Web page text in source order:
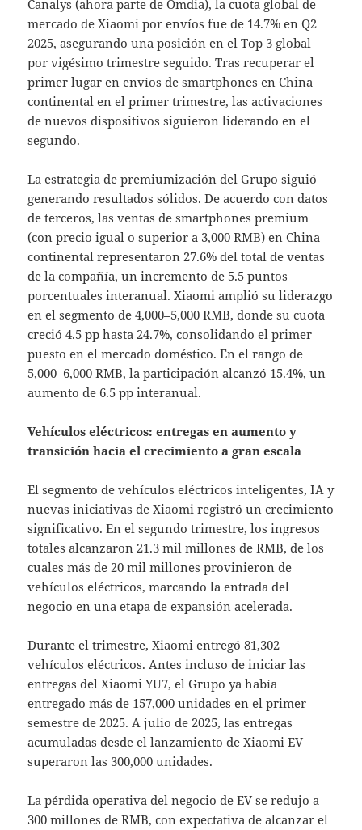
Canalys (ahora parte de Omdia), la cuota global de
mercado de Xiaomi por envíos fue de 14.7% en Q2
2025, asegurando una posición en el Top 3 global
por vigésimo trimestre seguido. Tras recuperar el
primer lugar en envíos de smartphones en China
continental en el primer trimestre, las activaciones
de nuevos dispositivos siguieron liderando en el
segundo.
La estrategia de premiumización del Grupo siguió
generando resultados sólidos. De acuerdo con datos
de terceros, las ventas de smartphones premium
(con precio igual o superior a 3,000 RMB) en China
continental representaron 27.6% del total de ventas
de la compañía, un incremento de 5.5 puntos
porcentuales interanual. Xiaomi amplió su liderazgo
en el segmento de 4,000–5,000 RMB, donde su cuota
creció 4.5 pp hasta 24.7%, consolidando el primer
puesto en el mercado doméstico. En el rango de
5,000–6,000 RMB, la participación alcanzó 15.4%, un
aumento de 6.5 pp interanual.
Vehículos eléctricos: entregas en aumento y
transición hacia el crecimiento a gran escala
El segmento de vehículos eléctricos inteligentes, IA y
nuevas iniciativas de Xiaomi registró un crecimiento
significativo. En el segundo trimestre, los ingresos
totales alcanzaron 21.3 mil millones de RMB, de los
cuales más de 20 mil millones provinieron de
vehículos eléctricos, marcando la entrada del
negocio en una etapa de expansión acelerada.
Durante el trimestre, Xiaomi entregó 81,302
vehículos eléctricos. Antes incluso de iniciar las
entregas del Xiaomi YU7, el Grupo ya había
entregado más de 157,000 unidades en el primer
semestre de 2025. A julio de 2025, las entregas
acumuladas desde el lanzamiento de Xiaomi EV
superaron las 300,000 unidades.
La pérdida operativa del negocio de EV se redujo a
300 millones de RMB, con expectativa de alcanzar el